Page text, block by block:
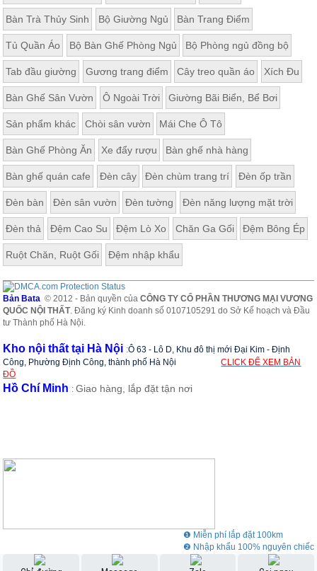
Bàn Trà Thủy Sinh Bộ Giường Ngủ Bàn Trang Điểm
Tủ Quần Áo Bộ Bàn Ghế Phòng Ngủ Bộ Phòng ngủ đồng bộ
Tab đầu giường Gương trang điểm Cây treo quần áo Xích Đu
Bàn Ghế Sân Vườn Ô Ngoài Trời Giường Bãi Biển, Bể Bơi
Sản phẩm khác Chòi sân vườn Mái Che Ô Tô
Bàn Ghế Phòng Ăn Xe đẩy rượu Bàn ghế nhà hàng
Bàn ghế quán cafe Đèn cây Đèn chùm trang trí Đèn ốp trần
Đèn bàn Đèn sân vườn Đèn tường Đèn năng lượng mặt trời
Đèn thả Đệm Cao Su Đệm Lò Xo Chăn Ga Gối Đệm Bông Ép
Ruột Chăn, Ruột Gối Đệm nhập khẩu
Bản Bata © 2012 - Bản quyền củaCÔNG TY CỔ PHẦN THƯƠNG MẠI VƯƠNG
QUỐC NỘI THẤT. Đăng ký Kinh doanh số 0107105291 do Sở Kế hoạch và Đầu
tư Thành phố Hà Nội.
Kho nội thất tại Hà Nội :Ô 63 - Lô D, Khu đô thị mới Đại Kim - Định
Công, Phường Định Công, thành phố Hà Nội
CLICK ĐỂ XEM BẢN
ĐỒ
Hồ Chí Minh :Giao hàng, lắp đặt tận nơi
❶ Miễn phí lắp đặt 100km
❷ Nhập khẩu 100% nguyên chiếc
❸ Showroom rộng 3000m2